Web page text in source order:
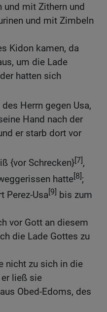
mit Zithern und
und mit Zimbeln
Kidon kamen, da
um die Lade
hatten sich
Herrn gegen Usa,
Hand nach der
er starb dort vor
{vor Schrecken}[7],
hatte[8];
Perez-Usa[9] bis zum
vor Gott an diesem
die Lade Gottes zu
nicht zu sich in die
ließ sie
Obed-Edoms, des